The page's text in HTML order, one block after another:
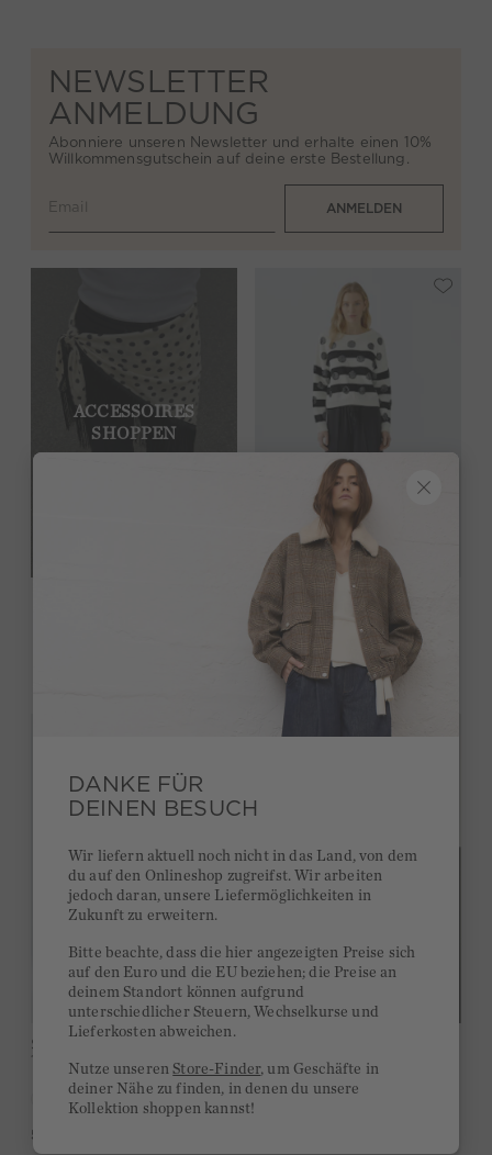
NEWSLETTER
ANMELDUNG
Abonniere unseren Newsletter und erhalte einen 10%
Willkommensgutschein auf deine erste Bestellung.
Email ANMELDEN
ACCESSOIRES
SHOPPEN
Pullover - white black
139,95 €
Strickjacke - white black
139,95 €
5,0
DANKE FÜR
DEINEN BESUCH
Wir liefern aktuell noch nicht in das Land, von dem
du auf den Onlineshop zugreifst. Wir arbeiten
jedoch daran, unsere Liefermöglichkeiten in
Zukunft zu erweitern.
Bitte beachte, dass die hier angezeigten Preise sich
auf den Euro und die EU beziehen; die Preise an
deinem Standort können aufgrund
unterschiedlicher Steuern, Wechselkurse und
Lieferkosten abweichen.
Nutze unserenStore-Finder, um Geschäfte in
deiner Nähe zu finden, in denen du unsere
Kollektion shoppen kannst!